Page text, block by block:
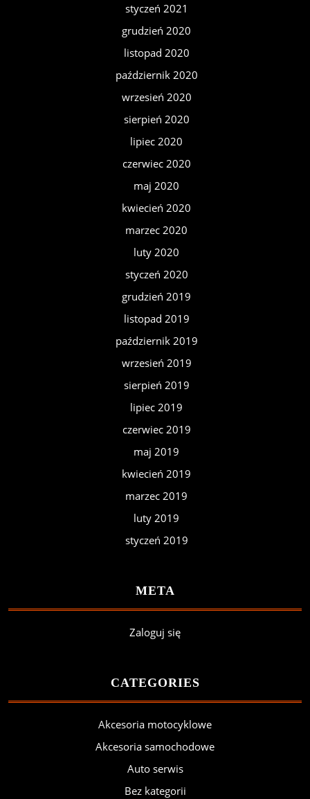
styczeń 2021
grudzień 2020
listopad 2020
październik 2020
wrzesień 2020
sierpień 2020
lipiec 2020
czerwiec 2020
maj 2020
kwiecień 2020
marzec 2020
luty 2020
styczeń 2020
grudzień 2019
listopad 2019
październik 2019
wrzesień 2019
sierpień 2019
lipiec 2019
czerwiec 2019
maj 2019
kwiecień 2019
marzec 2019
luty 2019
styczeń 2019
META
Zaloguj się
CATEGORIES
Akcesoria motocyklowe
Akcesoria samochodowe
Auto serwis
Bez kategorii